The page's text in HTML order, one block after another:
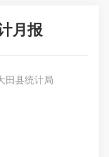
月报
田县统计局